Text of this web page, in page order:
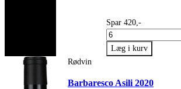
Spar 420,-
Rødvin
Barbaresco Asili 2020